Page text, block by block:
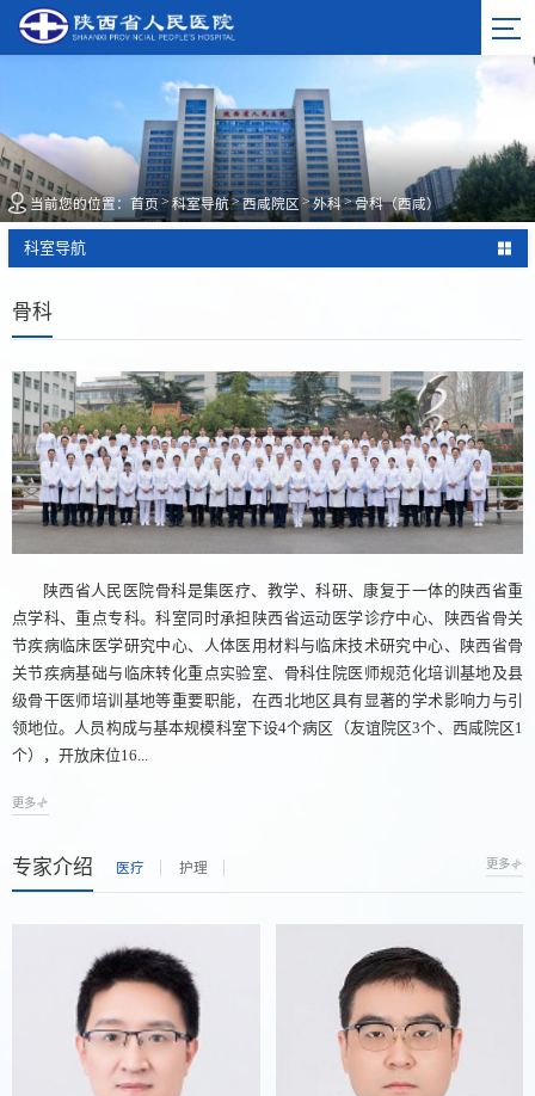
当前您的位置： 首页 > 科室导航>西咸院区 >外科 >骨科（西咸）
科室导航
骨科
陕西省人民医院骨科是集医疗、教学、科研、康复于一体的陕西省重
点学科、重点专科。科室同时承担陕西省运动医学诊疗中心、陕西省骨关
节疾病临床医学研究中心、人体医用材料与临床技术研究中心、陕西省骨
关节疾病基础与临床转化重点实验室、骨科住院医师规范化培训基地及县
级骨干医师培训基地等重要职能，在西北地区具有显著的学术影响力与引
领地位。人员构成与基本规模科室下设4个病区（友谊院区3个、西咸院区1
个），开放床位16...
更多
专家介绍 医疗 护理 更多